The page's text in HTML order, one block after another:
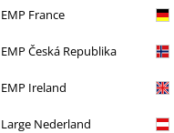
EMP France
EMP Česká Republika
EMP Ireland
Large Nederland